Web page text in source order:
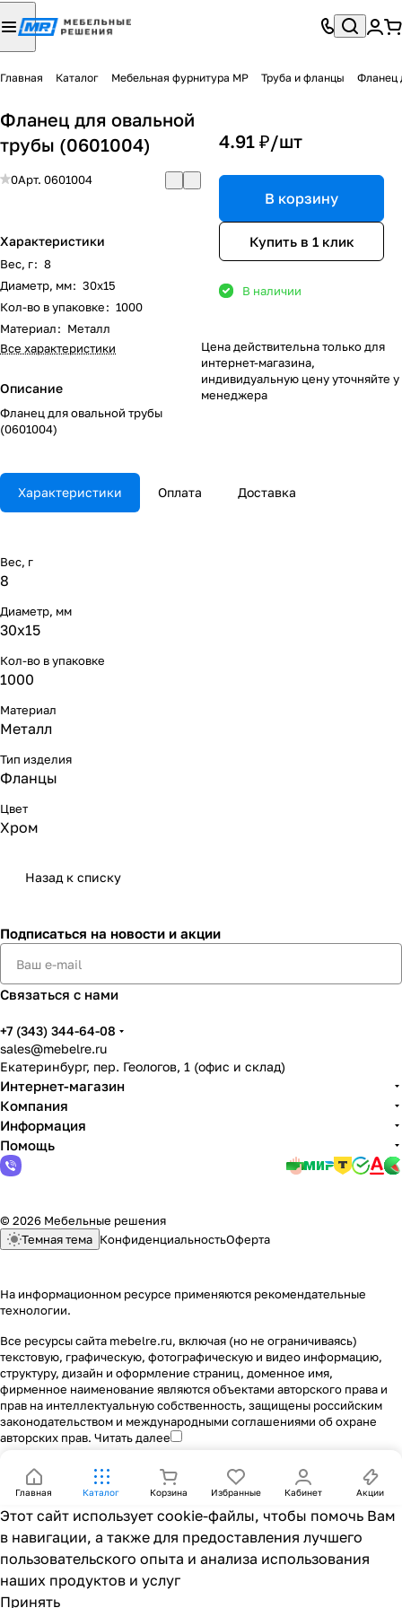
Главная Каталог Мебельная фурнитура МР Труба и фланцы Фланец
Фланец для овальной
трубы (0601004)
0Арт. 0601004
Характеристики
Вес, г: 8
Диаметр, мм: 30х15
Кол-во в упаковке: 1000
Материал: Металл
Все характеристики
Описание
Фланец для овальной трубы
(0601004)
4.91 ₽/шт
В корзину
Купить в 1 клик
В наличии
Цена действительна только для
интернет-магазина,
индивидуальную цену уточняйте у
менеджера
Характеристики Оплата Доставка
Вес, г
8
Диаметр, мм
30х15
Кол-во в упаковке
1000
Материал
Металл
Тип изделия
Фланцы
Цвет
Хром
Назад к списку
Подписаться на новости и акции
Связаться с нами
+7 (343) 344-64-08
sales@mebelre.ru
Екатеринбург, пер. Геологов, 1 (офис и склад)
Интернет-магазин
Компания
Информация
Помощь
© 2026 Мебельные решения
Темная тема КонфиденциальностьОферта
На информационном ресурсе применяются рекомендательные
технологии.
Все ресурсы сайта mebelre.ru, включая (но не ограничиваясь)
текстовую, графическую, фотографическую и видео информацию,
структуру, дизайн и оформление страниц, доменное имя,
фирменное наименование являются объектами авторского права и
прав на интеллектуальную собственность, защищены российским
законодательством и международными соглашениями об охране
авторских прав. Читать далее
Главная Каталог Корзина Избранные Кабинет Акции
Этот сайт использует cookie-файлы, чтобы помочь Вам
в навигации, а также для предоставления лучшего
пользовательского опыта и анализа использования
наших продуктов и услуг
Принять